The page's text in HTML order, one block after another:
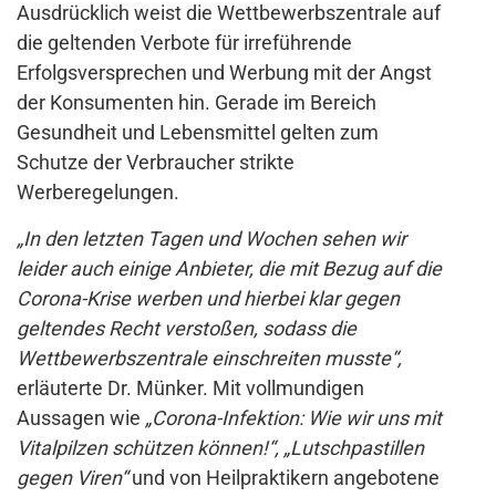
Ausdrücklich weist die Wettbewerbszentrale auf
die geltenden Verbote für irreführende
Erfolgsversprechen und Werbung mit der Angst
der Konsumenten hin. Gerade im Bereich
Gesundheit und Lebensmittel gelten zum
Schutze der Verbraucher strikte
Werberegelungen.
„In den letzten Tagen und Wochen sehen wir
leider auch einige Anbieter, die mit Bezug auf die
Corona-Krise werben und hierbei klar gegen
geltendes Recht verstoßen, sodass die
Wettbewerbszentrale einschreiten musste“,
erläuterte Dr. Münker. Mit vollmundigen
Aussagen wie „Corona-Infektion: Wie wir uns mit
Vitalpilzen schützen können!“, „Lutschpastillen
gegen Viren“und von Heilpraktikern angebotene